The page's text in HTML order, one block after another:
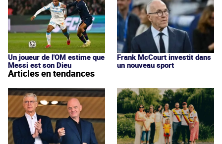
Un joueur de l'OM estime que
Messi est son Dieu
Frank McCourt investit dans
un nouveau sport
Articles en tendances